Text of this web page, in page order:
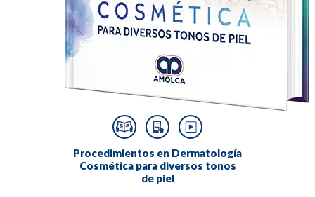
Procedimientos en Dermatología
Cosmética para diversos tonos
de piel